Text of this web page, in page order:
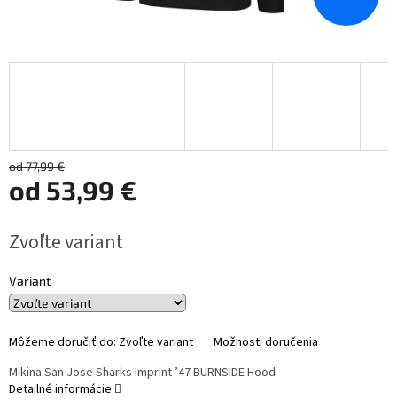
od 77,99 €
od 53,99 €
cena:
Zvoľte variant
Variant
Môžeme doručiť do: Zvoľte variant Možnosti doručenia
Mikina San Jose Sharks Imprint ’47 BURNSIDE Hood
Detailné informácie